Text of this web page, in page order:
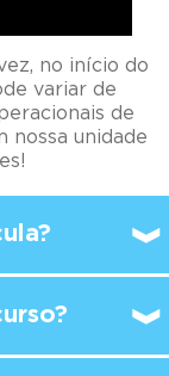
no início do
variar de
de
nossa unidade